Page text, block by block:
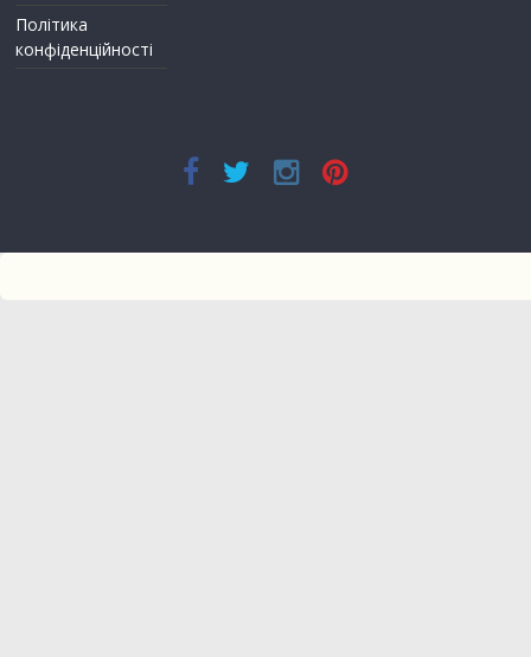
Політика
конфіденційності